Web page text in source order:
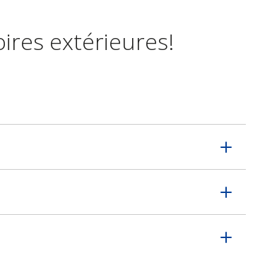
extérieures!